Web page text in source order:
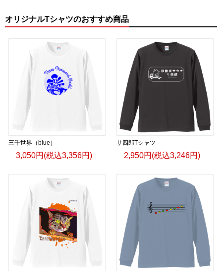
オリジナルTシャツのおすすめ商品
三千世界（blue）
3,050円(税込3,356円)
サ四郎Tシャツ
2,950円(税込3,246円)